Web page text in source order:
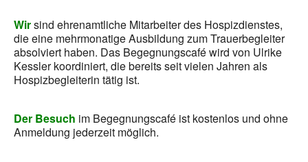
Wirsind ehrenamtliche Mitarbeiter des Hospizdienstes,
die eine mehrmonatige Ausbildung zum Trauerbegleiter
absolviert haben. Das Begegnungscafé wird von Ulrike
Kessler koordiniert, die bereits seit vielen Jahren als
Hospizbegleiterin tätig ist.
Der Besuch im Begegnungscafé ist kostenlos und ohne
Anmeldung jederzeit möglich.